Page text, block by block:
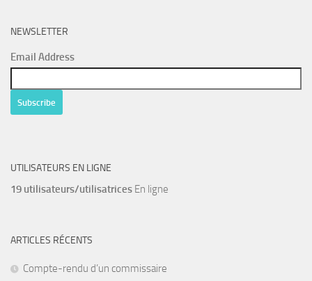
NEWSLETTER
Email Address
UTILISATEURS EN LIGNE
19 utilisateurs/utilisatrices En ligne
ARTICLES RÉCENTS
Compte-rendu d’un commissaire